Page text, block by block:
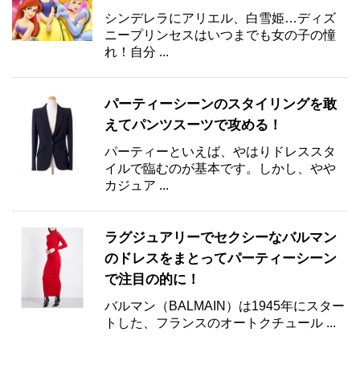
シンデレラにアリエル、白雪姫…ディズ
ニープリンセスはいつまでも女の子の憧
れ！自分 ...
パーティーシーンのスタイリングを敢
えてパンツスーツで攻める！
パーティーといえば、やはりドレススタ
イルで臨むのが基本です。しかし、やや
カジュア ...
ラグジュアリーでセクシーなバルマン
のドレスをまとってパーティーシーン
で注目の的に！
バルマン（BALMAIN）は1945年にスター
トした、フランスのオートクチュール ...